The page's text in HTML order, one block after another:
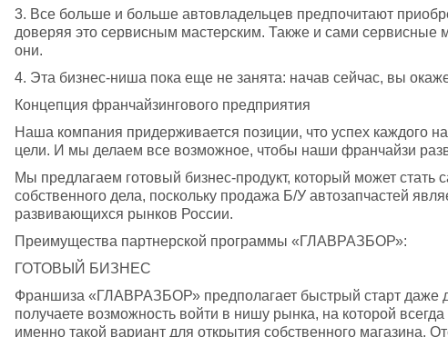
3. Все больше и больше автовладельцев предпочитают
доверяя это сервисным мастерским. Также и сами сервисные
они.
4. Эта бизнес-ниша пока еще не занята: начав сейчас, вы
Концепция франчайзингового предприятия
Наша компания придерживается позиции, что успех каждого
цели. И мы делаем все возможное, чтобы наши франчайзи
Мы предлагаем готовый бизнес-продукт, который может
собственного дела, поскольку продажа Б/У автозапчастей
развивающихся рынков России.
Преимущества партнерской программы «ГЛАВРАЗБОР»:
ГОТОВЫЙ БИЗНЕС
Франшиза «ГЛАВРАЗБОР» предполагает быстрый старт даже
получаете возможность войти в нишу рынка, на которой
именно такой вариант для открытия собственного магазина.